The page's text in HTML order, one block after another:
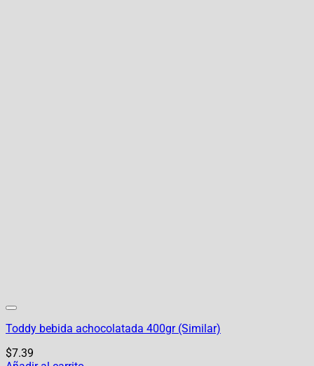
Toddy bebida achocolatada 400gr (Similar)
$7.39